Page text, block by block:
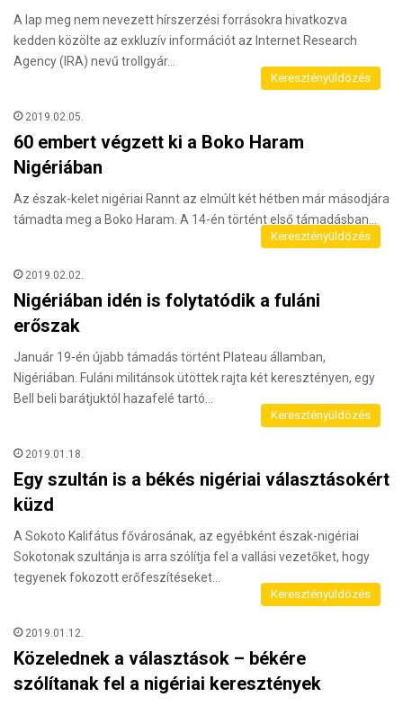
A lap meg nem nevezett hírszerzési forrásokra hivatkozva
kedden közölte az exkluzív információt az Internet Research
Agency (IRA) nevű trollgyár…
Keresztényüldözés
2019.02.05.
60 embert végzett ki a Boko Haram
Nigériában
Az észak-kelet nigériai Rannt az elmúlt két hétben már másodjára
támadta meg a Boko Haram. A 14-én történt első támadásban…
Keresztényüldözés
2019.02.02.
Nigériában idén is folytatódik a fuláni
erőszak
Január 19-én újabb támadás történt Plateau államban,
Nigériában. Fuláni militánsok ütöttek rajta két keresztényen, egy
Bell beli barátjuktól hazafelé tartó…
Keresztényüldözés
2019.01.18.
Egy szultán is a békés nigériai választásokért
küzd
A Sokoto Kalifátus fővárosának, az egyébként észak-nigériai
Sokotonak szultánja is arra szólítja fel a vallási vezetőket, hogy
tegyenek fokozott erőfeszítéseket…
Keresztényüldözés
2019.01.12.
Közelednek a választások – békére
szólítanak fel a nigériai keresztények